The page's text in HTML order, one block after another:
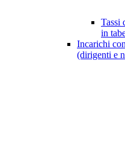
Tassi
in
Incarichi
(dirigenti e